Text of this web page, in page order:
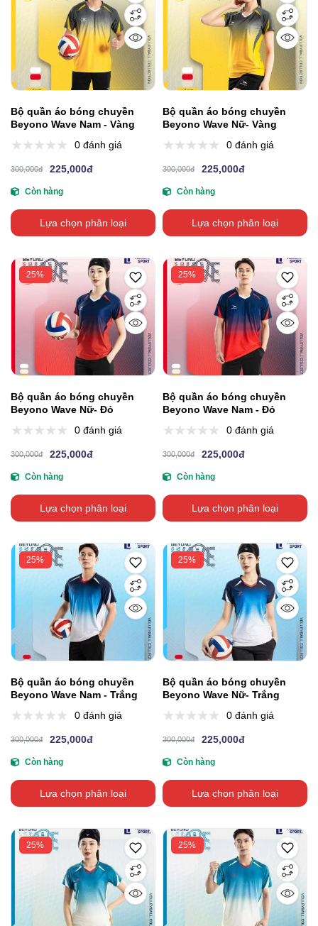
Bộ quần áo bóng chuyền
Beyono Wave Nam - Vàng
0 đánh giá
300,000đ 225,000đ
Còn hàng
Lựa chọn phân loại
Bộ quần áo bóng chuyền
Beyono Wave Nữ- Vàng
0 đánh giá
300,000đ 225,000đ
Còn hàng
Lựa chọn phân loại
25%
Bộ quần áo bóng chuyền
Beyono Wave Nữ- Đỏ
0 đánh giá
300,000đ 225,000đ
Còn hàng
Lựa chọn phân loại
25%
Bộ quần áo bóng chuyền
Beyono Wave Nam - Đỏ
0 đánh giá
300,000đ 225,000đ
Còn hàng
Lựa chọn phân loại
25%
Bộ quần áo bóng chuyền
Beyono Wave Nam - Trắng
0 đánh giá
300,000đ 225,000đ
Còn hàng
Lựa chọn phân loại
25%
Bộ quần áo bóng chuyền
Beyono Wave Nữ- Trắng
0 đánh giá
300,000đ 225,000đ
Còn hàng
Lựa chọn phân loại
25% 25%